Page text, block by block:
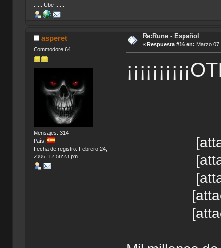
...::: Ube :::...
asperet
Commodore 64
Mensajes: 314
País:
Fecha de registro: Febrero 24,
2006, 12:58:23 pm
Re:Rune - Español
« Respuesta #16 en: Marzo